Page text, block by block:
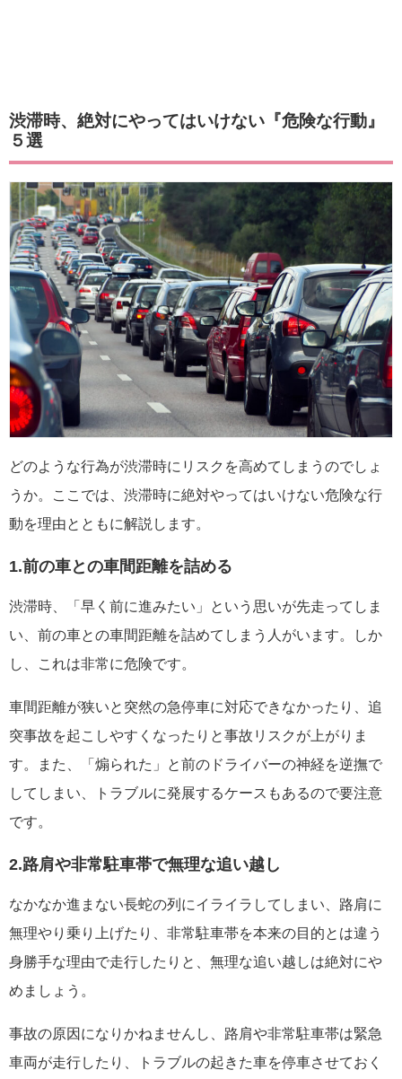
渋滞時、絶対にやってはいけない『危険な行動』
５選
どのような行為が渋滞時にリスクを高めてしまうのでしょ
うか。ここでは、渋滞時に絶対やってはいけない危険な行
動を理由とともに解説します。
1.前の車との車間距離を詰める
渋滞時、「早く前に進みたい」という思いが先走ってしま
い、前の車との車間距離を詰めてしまう人がいます。しか
し、これは非常に危険です。
車間距離が狭いと突然の急停車に対応できなかったり、追
突事故を起こしやすくなったりと事故リスクが上がりま
す。また、「煽られた」と前のドライバーの神経を逆撫で
してしまい、トラブルに発展するケースもあるので要注意
です。
2.路肩や非常駐車帯で無理な追い越し
なかなか進まない長蛇の列にイライラしてしまい、路肩に
無理やり乗り上げたり、非常駐車帯を本来の目的とは違う
身勝手な理由で走行したりと、無理な追い越しは絶対にや
めましょう。
事故の原因になりかねませんし、路肩や非常駐車帯は緊急
車両が走行したり、トラブルの起きた車を停車させておく